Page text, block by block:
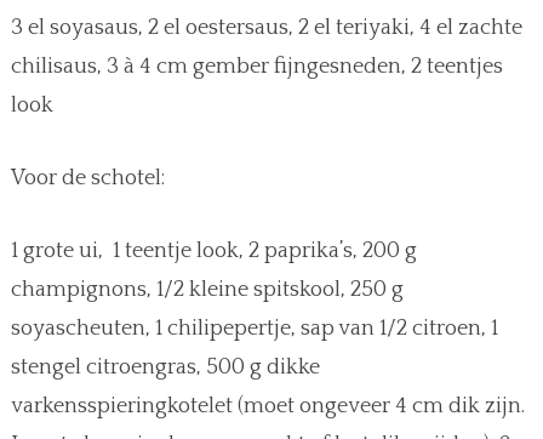
3 el soyasaus, 2 el oestersaus, 2 el teriyaki, 4 el zachte
chilisaus, 3 à 4 cm gember fijngesneden, 2 teentjes
look
Voor de schotel:
1 grote ui, 1 teentje look, 2 paprika’s, 200 g
champignons, 1/2 kleine spitskool, 250 g
soyascheuten, 1 chilipepertje, sap van 1/2 citroen, 1
stengel citroengras, 500 g dikke
varkensspieringkotelet (moet ongeveer 4 cm dik zijn.